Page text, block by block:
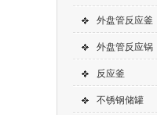
外盘管反应釜
外盘管反应锅
反应釜
不锈钢储罐